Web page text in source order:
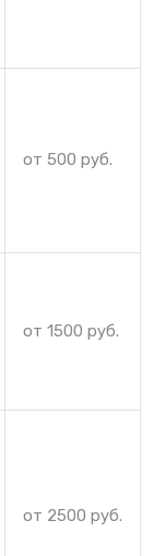
от 500 руб.
от 1500 руб.
от 2500 руб.